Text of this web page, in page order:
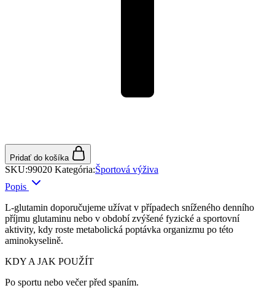
Pridať do košíka
SKU:99020 Kategória:Športová výživa
Popis
L-glutamin doporučujeme užívat v případech sníženého denního
příjmu glutaminu nebo v období zvýšené fyzické a sportovní
aktivity, kdy roste metabolická poptávka organizmu po této
aminokyselině.
KDY A JAK POUŽÍT
Po sportu nebo večer před spaním.